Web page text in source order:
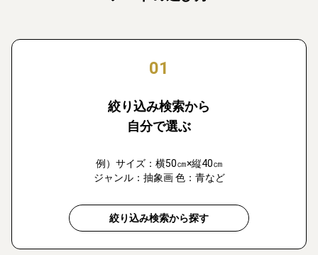
01
絞り込み検索から
自分で選ぶ
例）サイズ：横50㎝×縦40㎝
ジャンル：抽象画 色：青など
絞り込み検索から探す